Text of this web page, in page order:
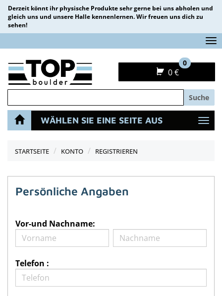
Derzeit könnt ihr physische Produkte sehr gerne bei uns abholen und
gleich uns und unsere Halle kennenlernen. Wir freuen uns dich zu
sehen!
0 €
0
Suche
WÄHLEN SIE EINE SEITE AUS
STARTSEITE KONTO REGISTRIEREN
Persönliche Angaben
Vor-und Nachname:
Telefon :